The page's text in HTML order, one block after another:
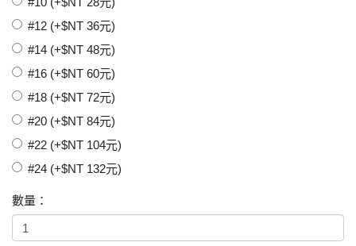
#12 (+$NT 36元)
#14 (+$NT 48元)
#16 (+$NT 60元)
#18 (+$NT 72元)
#20 (+$NT 84元)
#22 (+$NT 104元)
#24 (+$NT 132元)
數量：